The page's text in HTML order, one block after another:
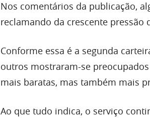
Nos comentários da publicação,
reclamando da crescente pressão
Conforme essa é a segunda
outros mostraram-se
mais baratas, mas também mais
Ao que tudo indica, o serviço